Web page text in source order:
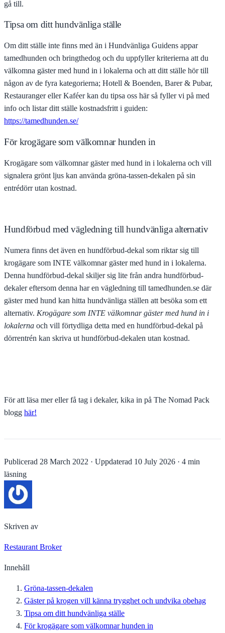
gå till.
Tipsa om ditt hundvänliga ställe
Om ditt ställe inte finns med än i Hundvänliga Guidens appar
tamedhunden och bringthedog och du uppfyller kriterierna att du
välkomna gäster med hund in i lokalerna och att ditt ställe hör till
någon av de fyra kategorierna; Hotell & Boenden, Barer & Pubar,
Restauranger eller Kaféer kan du tipsa oss här så fyller vi på med
info och listar ditt ställe kostnadsfritt i guiden:
https://tamedhunden.se/
För krogägare som välkomnar hunden in
Krogägare som välkomnar gäster med hund in i lokalerna och vill
signalera grönt ljus kan använda gröna-tassen-dekalen på sin
entrédörr utan kostnad.
Hundförbud med vägledning till hundvänliga alternativ
Numera finns det även en hundförbud-dekal som riktar sig till
krogägare som INTE välkomnar gäster med hund in i lokalerna.
Denna hundförbud-dekal skiljer sig lite från andra hundförbud-
dekaler eftersom denna har en vägledning till tamedhunden.se där
gäster med hund kan hitta hundvänliga ställen att besöka som ett
alternativ. Krogägare som INTE välkomnar gäster med hund in i
lokalerna och vill förtydliga detta med en hundförbud-dekal på
dörrentrén kan skriva ut hundförbud-dekalen utan kostnad.
För att läsa mer eller få tag i dekaler, kika in på The Nomad Pack
blogg här!
Publicerad 28 March 2022 · Uppdaterad 10 July 2026 · 4 min
läsning
Skriven av
Restaurant Broker
Innehåll
Gröna-tassen-dekalen
Gäster på krogen vill känna trygghet och undvika obehag
Tipsa om ditt hundvänliga ställe
För krogägare som välkomnar hunden in